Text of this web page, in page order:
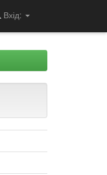
Вхід: